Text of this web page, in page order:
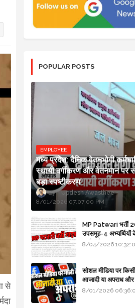
से
POPULAR POSTS
EMPLOYEE
मध्य प्रदेश: दैनिक वेतनभोगी
स्थायी वर्गीकरण और वेतनमान पर
बड़ा स्पष्टीकरण
Updesh Awasthee
8/01/2026 07:07:00 PM
MP Patwari भर्ती
उपसमूह-4 अभ्यर्थियों
मार्गदर्शिका
8/04/2026
सोशल मीडिया पर
आजादी या अपराध और
प्रावधान - free
8/01/2026